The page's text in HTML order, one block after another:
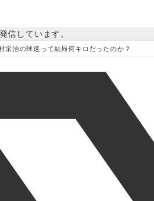
信しています。
栄治の球速って結局何キロだったのか？